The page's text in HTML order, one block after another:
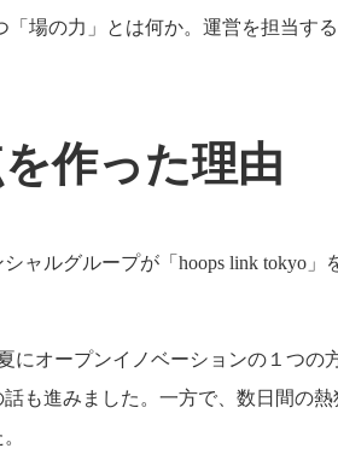
場の力」とは何か。運営を担当す
作った理由
ャルグループが「hoops link tokyo」
にオープンイノベーションの１つの
も進みました。一方で、数日間の